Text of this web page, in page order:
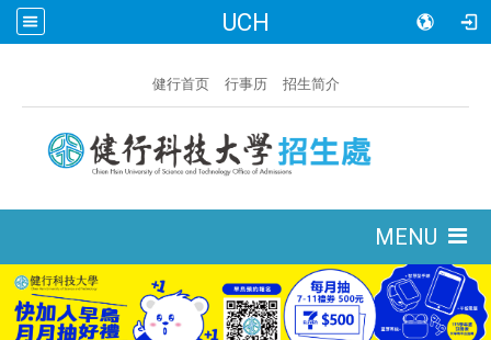
UCH
健行首页 行事历 招生简介
MENU